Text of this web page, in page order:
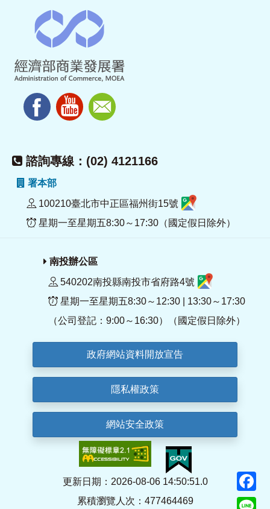
諮詢專線：(02) 4121166
署本部
100210臺北市中正區福州街15號
星期一至星期五8:30～17:30（國定假日除外）
南投辦公區
540202南投縣南投市省府路4號
星期一至星期五8:30～12:30 | 13:30～17:30
（公司登記：9:00～16:30）（國定假日除外）
政府網站資料開放宣告
隱私權政策
網站安全政策
更新日期：2026-08-06 14:50:51.0
累積瀏覽人次：477464469